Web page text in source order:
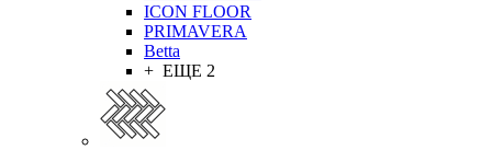
ICON FLOOR
PRIMAVERA
Betta
+ ЕЩЕ 2